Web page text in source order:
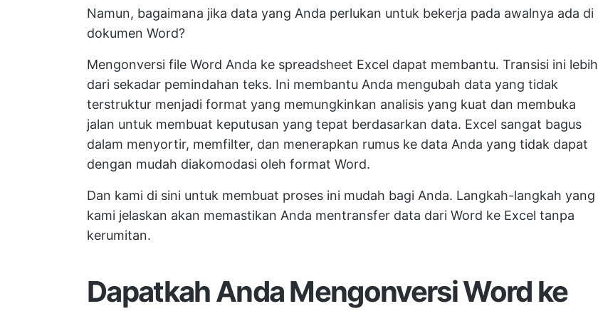
Namun, bagaimana jika data yang Anda perlukan untuk bekerja pada awalnya ada di
dokumen Word?
Mengonversi file Word Anda ke spreadsheet Excel dapat membantu. Transisi ini lebih
dari sekadar pemindahan teks. Ini membantu Anda mengubah data yang tidak
terstruktur menjadi format yang memungkinkan analisis yang kuat dan membuka
jalan untuk membuat keputusan yang tepat berdasarkan data. Excel sangat bagus
dalam menyortir, memfilter, dan menerapkan rumus ke data Anda yang tidak dapat
dengan mudah diakomodasi oleh format Word.
Dan kami di sini untuk membuat proses ini mudah bagi Anda. Langkah-langkah yang
kami jelaskan akan memastikan Anda mentransfer data dari Word ke Excel tanpa
kerumitan.
Dapatkah Anda Mengonversi Word ke